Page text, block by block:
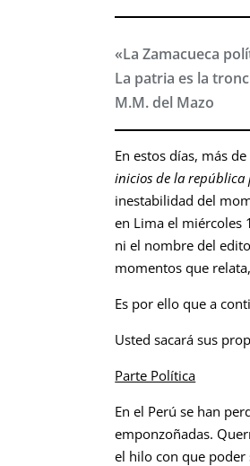
«La Zamacueca
La patria es la
M.M. del Mazo
En estos días, más
inicios de la
inestabilidad del
en Lima el miércoles
ni el nombre del
momentos que
Es por ello que a
Usted sacará sus
Parte Política
En el Perú se han
emponzoñadas.
el hilo con que